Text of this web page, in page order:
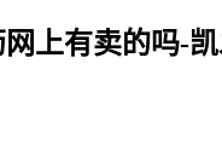
上有卖的吗-